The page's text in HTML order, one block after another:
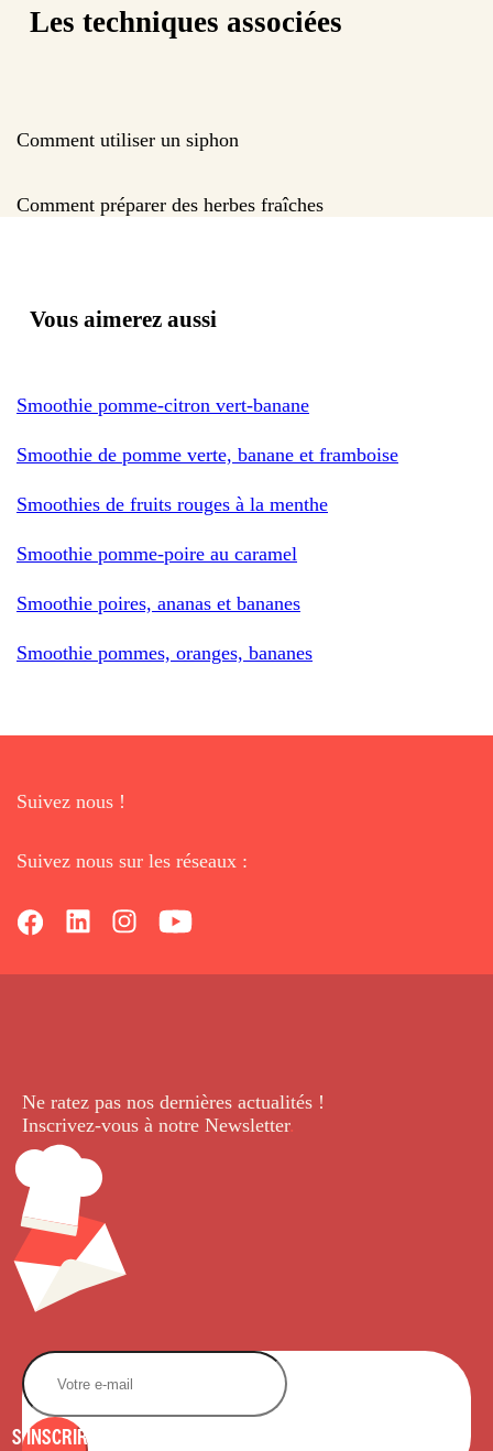
Les techniques associées
Comment utiliser un siphon
Comment préparer des herbes fraîches
Vous aimerez aussi
Smoothie pomme-citron vert-banane
Smoothie de pomme verte, banane et framboise
Smoothies de fruits rouges à la menthe
Smoothie pomme-poire au caramel
Smoothie poires, ananas et bananes
Smoothie pommes, oranges, bananes
Suivez nous !
Suivez nous sur les réseaux :
Ne ratez pas nos dernières actualités !
Inscrivez-vous à notre Newsletter.
S'INSCRIRE